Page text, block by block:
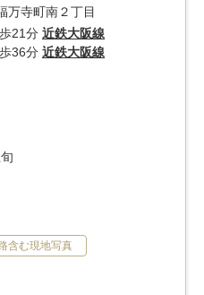
万寺町南２丁目
21分 近鉄大阪線
36分 近鉄大阪線
含む現地写真